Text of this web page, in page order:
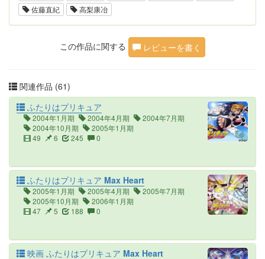
佐藤直紀
高梨康冶
この作品に関する レビューを書く
関連作品 (61)
ふたりはプリキュア
2004年1月期 2004年4月期
2004年7月期
2004年10月期
2005年1月期
49
6 245 0
ふたりはプリキュア Max Heart
2005年1月期 2005年4月期
2005年7月期
2005年10月期
2006年1月期
47
5 188 0
映画 ふたりはプリキュア Max Heart